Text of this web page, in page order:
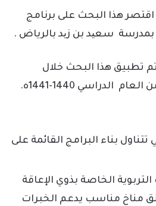
اقتصر هذا البحث على برنامج
بمدرسة سعید بن زید بالرياض .
تم تطبيق هذا البحث خلال
الدراسي 1440-1441ه.
تتناول بناء البرامج القائمة على
الخاصة بذوي الإعاقة
مناخ مناسب يدعم الخبرات